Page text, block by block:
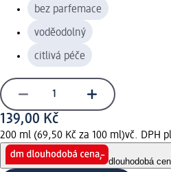
bez parfemace
voděodolný
citlivá péče
139,00 Kč
200 ml (69,50 Kč za 100 ml)vč. DPH
dlouhodobá